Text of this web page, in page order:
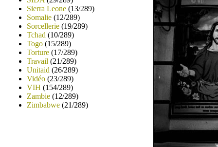
Sierra Leone (13/289)
Somalie (12/289)
Sorcellerie (19/289)
Tchad (10/289)
Togo (15/289)
Torture (17/289)
Travail (21/289)
Unitaid (26/289)
Vidéo (23/289)
VIH (154/289)
Zambie (12/289)
Zimbabwe (21/289)